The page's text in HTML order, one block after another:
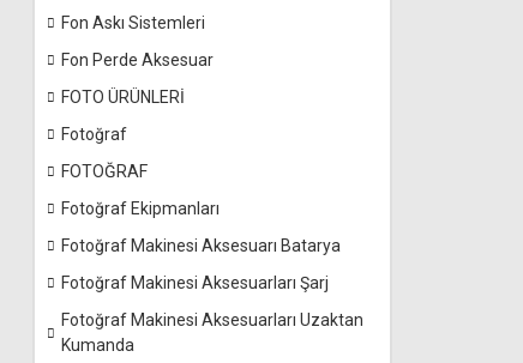
Fon Askı Sistemleri
Fon Perde Aksesuar
FOTO ÜRÜNLERİ
Fotoğraf
FOTOĞRAF
Fotoğraf Ekipmanları
Fotoğraf Makinesi Aksesuarı Batarya
Fotoğraf Makinesi Aksesuarları Şarj
Fotoğraf Makinesi Aksesuarları Uzaktan
Kumanda